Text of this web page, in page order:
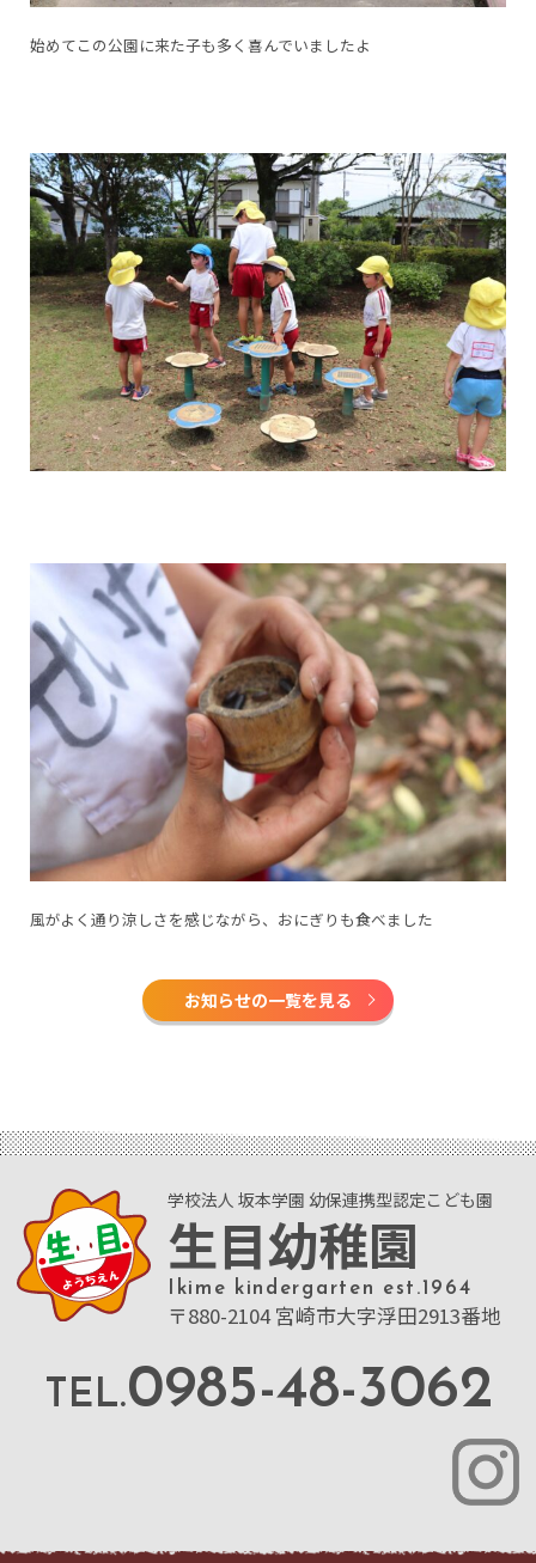
始めてこの公園に来た子も多く喜んでいましたよ
風がよく通り涼しさを感じながら、おにぎりも食べました
お知らせの一覧を見る
学校法人 坂本学園 幼保連携型認定こども園
生目幼稚園
Ikime kindergarten est.1964
〒880-2104 宮崎市大字浮田2913番地
TEL.0985-48-3062